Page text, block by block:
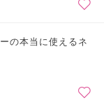
の本当に使えるネ